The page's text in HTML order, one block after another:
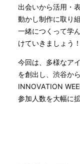
出会いから活用・
動かし制作に取り
一緒につくって学
けていきましょう！
今回は、多様なア
を創出し、渋谷か
INNOVATION
参加人数を大幅に